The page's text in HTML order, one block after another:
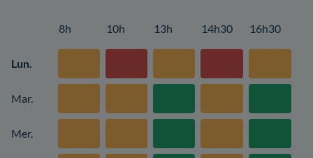
8h 10h 13h 14h30 16h30
Lun.
Mar.
Mer.